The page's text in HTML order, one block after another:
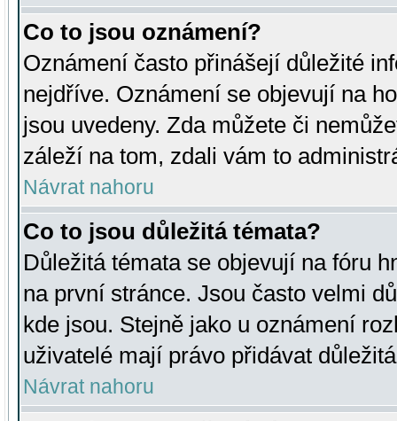
Co to jsou oznámení?
Oznámení často přinášejí důležité
nejdříve. Oznámení se objevují na
jsou uvedeny. Zda můžete či
záleží na tom, zdali vám to
Návrat nahoru
Co to jsou důležitá témata?
Důležitá témata se objevují na fóru
na první stránce. Jsou často velmi
kde jsou. Stejně jako u oznámení
uživatelé mají právo přidávat
Návrat nahoru